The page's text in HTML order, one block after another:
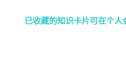
已收藏的知识卡片可在个人